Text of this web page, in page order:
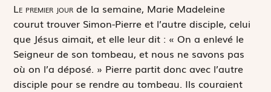
Le premier jour de la semaine, Marie Madeleine
courut trouver Simon-Pierre et l’autre disciple, celui
que Jésus aimait, et elle leur dit : « On a enlevé le
Seigneur de son tombeau, et nous ne savons pas
où on l’a déposé. » Pierre partit donc avec l’autre
disciple pour se rendre au tombeau. Ils couraient